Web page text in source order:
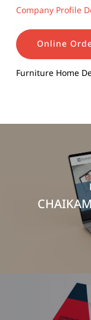
Company Profile
Online
Furniture Home